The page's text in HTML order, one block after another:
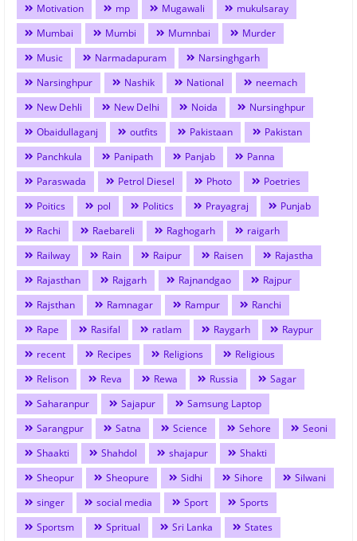
Motivation
mp Mugawali
mukulsaray
Mumbai
Mumbi Mumnbai
Murder
Music
Narmadapuram
Narsinghgarh
Narsinghpur
Nashik National
neemach
New Dehli
New Delhi Noida
Nursinghpur
Obaidullaganj
outfits Pakistaan
Pakistan
Panchkula
Panipath Panjab
Panna
Paraswada
Petrol Diesel Photo
Poetries
Poitics
pol Politics Prayagraj
Punjab
Rachi
Raebareli Raghogarh
raigarh
Railway
Rain Raipur Raisen
Rajastha
Rajasthan
Rajgarh Rajnandgao
Rajpur
Rajsthan
Ramnagar Rampur
Ranchi
Rape
Rasifal ratlam Raygarh
Raypur
recent
Recipes Religions
Religious
Relison
Reva Rewa Russia
Sagar
Saharanpur
Sajapur
Samsung Laptop
Sarangpur
Satna Science Sehore
Seoni
Shaakti
Shahdol shajapur
Shakti
Sheopur
Sheopure Sidhi Sihore
Silwani
singer
social media Sport
Sports
Sportsm
Spritual Sri Lanka
States